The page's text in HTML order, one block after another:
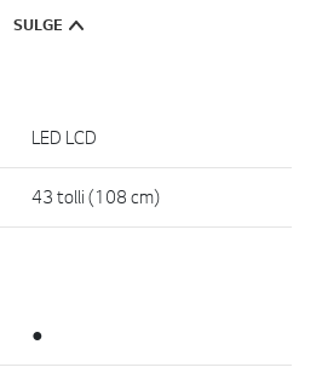
SULGE
LED LCD
43 tolli (108 cm)
●